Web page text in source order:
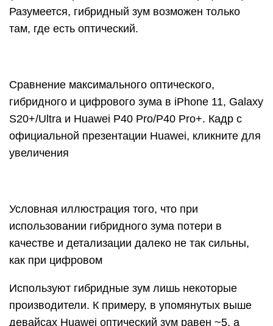
Разумеется, гибридный зум возможен только
там, где есть оптический.
Сравнение максимального оптического,
гибридного и цифрового зума в iPhone 11, Galaxy
S20+/Ultra и Huawei P40 Pro/P40 Pro+. Кадр с
официальной презентации Huawei, кликните для
увеличения
Условная иллюстрация того, что при
использовании гибридного зума потери в
качестве и детализации далеко не так сильны,
как при цифровом
Используют гибридные зум лишь некоторые
производители. К примеру, в упомянутых выше
девайсах Huawei оптический зум равен ~5, а